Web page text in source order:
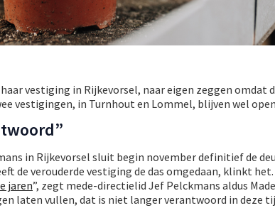
vestiging in Rijkevorsel, naar eigen zeggen omdat
vestigingen, in Turnhout en Lommel, blijven wel
in Rijkevorsel sluit begin november definitief de
de verouderde vestiging de das omgedaan, klinkt
jaren”, zegt mede-directielid Jef Pelckmans aldus
laten vullen, dat is niet langer verantwoord in deze